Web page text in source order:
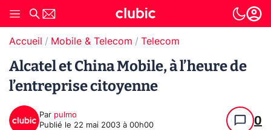
Accueil Mobile & Telecom Telecom
Alcatel et China Mobile, à l’heure de
l’entreprise citoyenne
Par pulmo
Publié le 22 mai 2003 à 00h00 0